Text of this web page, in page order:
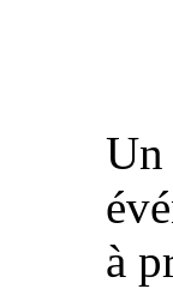
Un
à